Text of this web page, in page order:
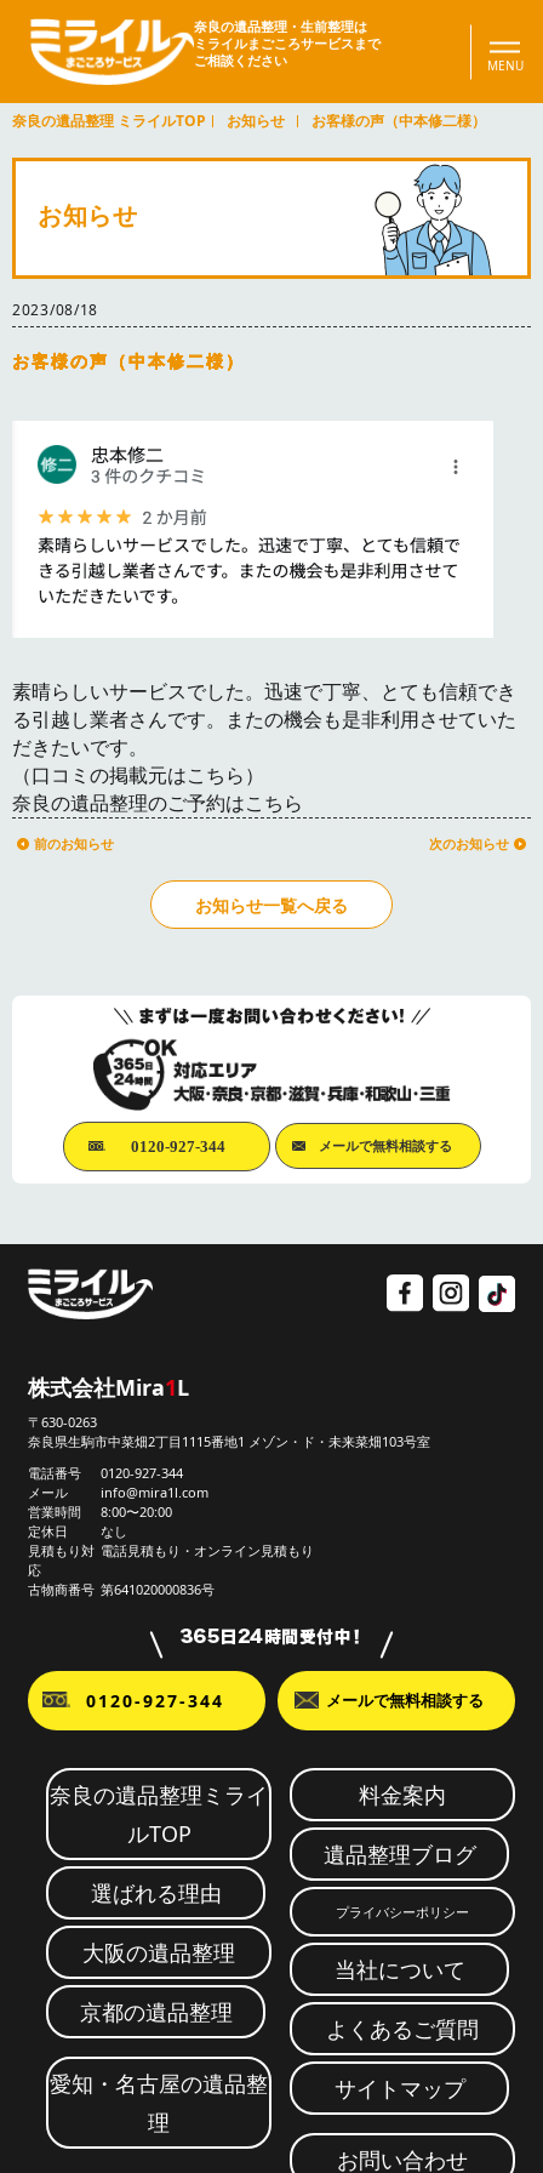
奈良の遺品整理・生前整理は
ミライルまごころサービスまで
ご相談ください
奈良の遺品整理 ミライルTOP お知らせ お客様の声（中本修二様）
お知らせ
2023/08/18
お客様の声（中本修二様）
素晴らしいサービスでした。迅速で丁寧、とても信頼でき
る引越し業者さんです。またの機会も是非利用させていた
だきたいです。
（口コミの掲載元はこちら）
奈良の遺品整理のご予約はこちら
前のお知らせ 次のお知らせ
お知らせ一覧へ戻る
0120-927-344 メールで無料相談する
株式会社Mira1L
〒630-0263
奈良県生駒市中菜畑2丁目1115番地1 メゾン・ド・未来菜畑103号室
電話番号
0120-927-344
メール
info@mira1l.com
営業時間
8:00〜20:00
定休日
なし
見積もり対
応
電話見積もり・オンライン見積もり
古物商番号 第641020000836号
0120-927-344 メールで無料相談する
奈良の遺品整理ミライ
ルTOP
選ばれる理由
大阪の遺品整理
京都の遺品整理
愛知・名古屋の遺品整
理
料金案内
遺品整理ブログ
プライバシーポリシー
当社について
よくあるご質問
サイトマップ
お問い合わせ